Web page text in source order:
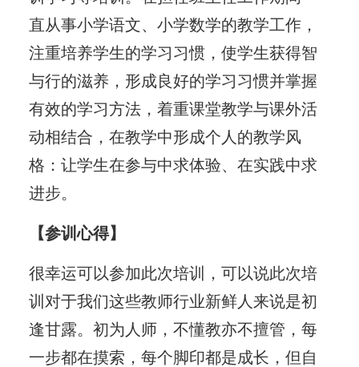
直从事小学语文、小学数学的教学工作，
注重培养学生的学习习惯，使学生获得智
与行的滋养，形成良好的学习习惯并掌握
有效的学习方法，着重课堂教学与课外活
动相结合，在教学中形成个人的教学风
格：让学生在参与中求体验、在实践中求
进步。
【参训心得】
很幸运可以参加此次培训，可以说此次培
训对于我们这些教师行业新鲜人来说是初
逢甘露。初为人师，不懂教亦不擅管，每
一步都在摸索，每个脚印都是成长，但自